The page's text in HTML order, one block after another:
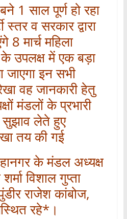
1 साल पूर्ण हो रहा
स्तर व सरकार द्वारा
8 मार्च महिला
के उपलक्ष में एक बड़ा
इन सभी
वह जानकारी हेतु
मंडलों के प्रभारी
सुझाव लेते हुए
तय की गई
के मंडल अध्यक्ष
विशाल गुप्ता
राजेश कांबोज,
रहे*।